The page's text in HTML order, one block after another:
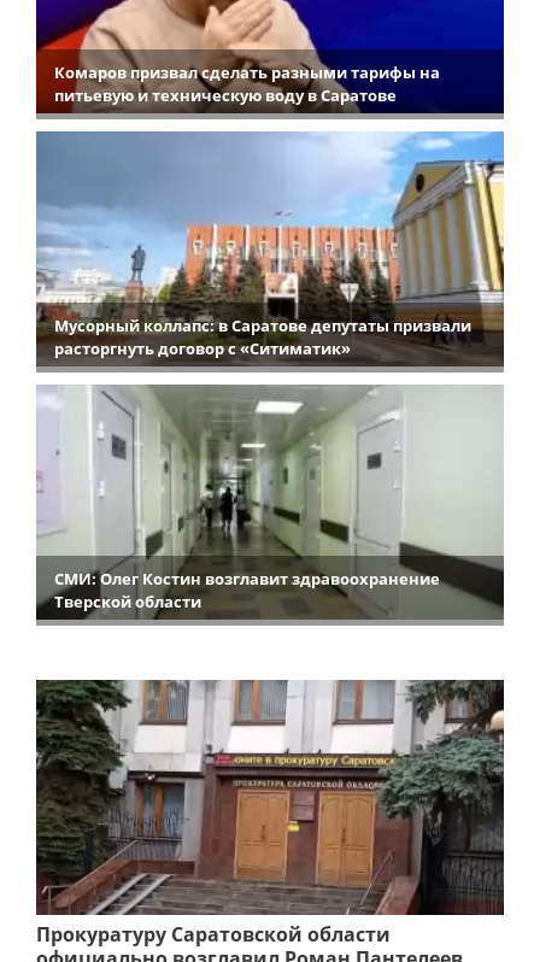
Комаров призвал сделать разными тарифы на
питьевую и техническую воду в Саратове
Мусорный коллапс: в Саратове депутаты призвали
расторгнуть договор с «Ситиматик»
СМИ: Олег Костин возглавит здравоохранение
Тверской области
Прокуратуру Саратовской области